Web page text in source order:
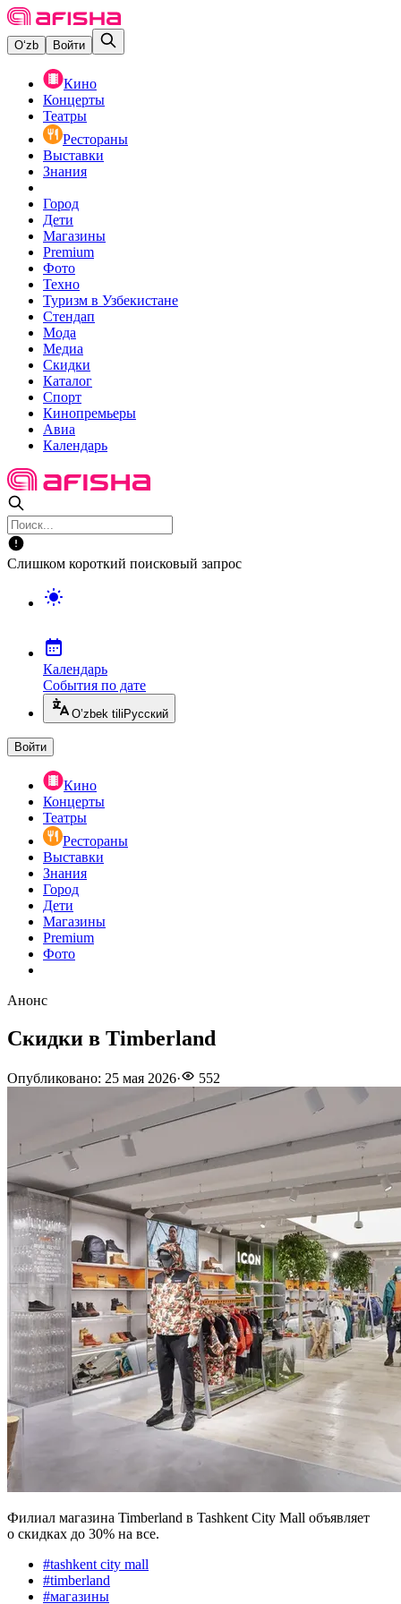
O‘zb Войти
Кино
Концерты
Театры
Рестораны
Выставки
Знания
Город
Дети
Магазины
Premium
Фото
Техно
Туризм в Узбекистане
Стендап
Мода
Медиа
Скидки
Каталог
Спорт
Кинопремьеры
Авиа
Календарь
Слишком короткий поисковый запрос
Календарь
События по дате
O’zbek tili Русский
Войти
Кино
Концерты
Театры
Рестораны
Выставки
Знания
Город
Дети
Магазины
Premium
Фото
Анонс
Скидки в Timberland
Опубликовано: 25 мая 2026· 552
Филиал магазина Timberland в Tashkent City Mall объявляет
о скидках до 30% на все.
#tashkent city mall
#timberland
#магазины